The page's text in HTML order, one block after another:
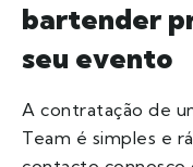
bartender
seu evento
A contratação de
Team é simples e